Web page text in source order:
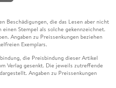
Beschädigungen, die das Lesen aber nicht
Stempel als solche gekennzeichnet.
Angaben zu Preissenkungen beziehen
Exemplars.
die Preisbindung dieser Artikel
Verlag gesenkt. Die jeweils zutreffende
Angaben zu Preissenkungen